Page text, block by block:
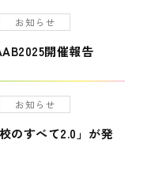
お知らせ
開催報告
お知らせ
のすべて2.0」が発